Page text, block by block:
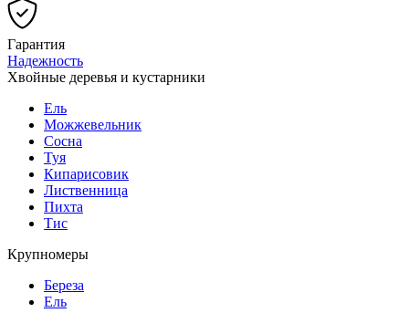
Гарантия
Надежность
Хвойные деревья и кустарники
Ель
Можжевельник
Сосна
Туя
Кипарисовик
Лиственница
Пихта
Тис
Крупномеры
Береза
Ель